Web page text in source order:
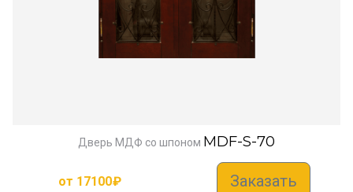
Дверь МДФ со шпоном MDF-S-70
от 17100₽ Заказать